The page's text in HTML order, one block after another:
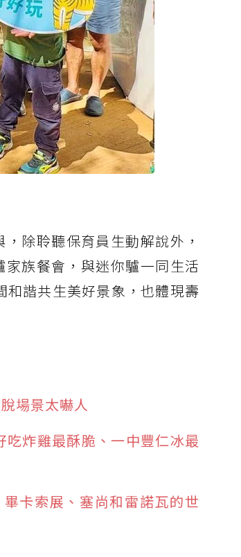
除聆聽保育員生動解說外，
族餐會，與迷你驢一同生活
諧共生美好景象，也體現壽
場景太嚇人
吃炸雞最酥脆、一中豐仁冰最
卡索展、塞尚和雷諾瓦的世